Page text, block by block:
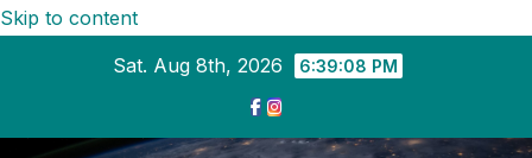
Skip to content
Sat. Aug 8th, 2026
6:39:09 PM